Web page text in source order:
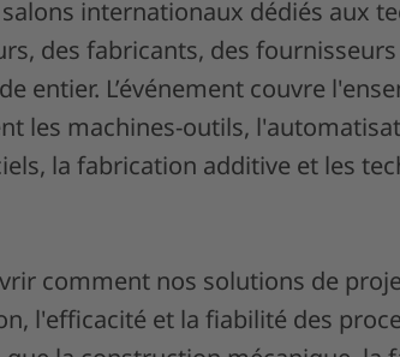
internationaux dédiés aux
des fabricants, des
entier. L’événement couvre
les machines-outils,
la fabrication additive et les
comment nos solutions de
l'efficacité et la fiabilité des